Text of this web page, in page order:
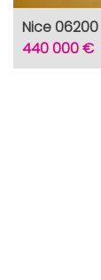
Nice 06200
440 000 €